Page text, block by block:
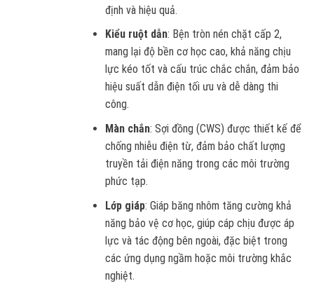
định và hiệu quả.
Kiểu ruột dẫn: Bện tròn nén chặt cấp 2,
mang lại độ bền cơ học cao, khả năng chịu
lực kéo tốt và cấu trúc chắc chắn, đảm bảo
hiệu suất dẫn điện tối ưu và dễ dàng thi
công.
Màn chắn: Sợi đồng (CWS) được thiết kế để
chống nhiễu điện từ, đảm bảo chất lượng
truyền tải điện năng trong các môi trường
phức tạp.
Lớp giáp: Giáp băng nhôm tăng cường khả
năng bảo vệ cơ học, giúp cáp chịu được áp
lực và tác động bên ngoài, đặc biệt trong
các ứng dụng ngầm hoặc môi trường khắc
nghiệt.